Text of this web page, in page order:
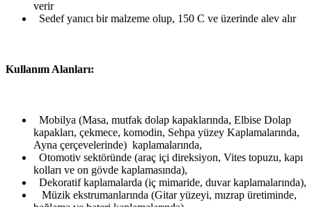
verir
Sedef yanıcı bir malzeme olup, 150 C ve üzerinde alev alır
Kullanım Alanları:
Mobilya (Masa, mutfak dolap kapaklarında, Elbise Dolap
kapakları, çekmece, komodin, Sehpa yüzey Kaplamalarında,
Ayna çerçevelerinde) kaplamalarında,
Otomotiv sektöründe (araç içi direksiyon, Vites topuzu, kapı
kolları ve on gövde kaplamasında),
Dekoratif kaplamalarda (iç mimaride, duvar kaplamalarında),
Müzik ekstrumanlarında (Gitar yüzeyi, mızrap üretiminde,